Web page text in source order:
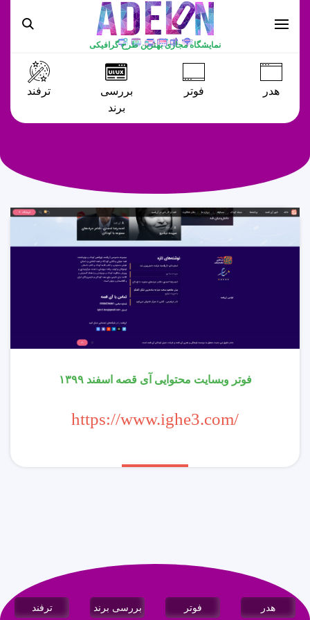
نمایشگاه مجازی بهترین طرح گرافیکی
هدر فوتر
بررسی
برند
ترفند
فوتر وبسایت محتوایی آی قصه اسفند ۱۳۹۹
https://www.ighe3.com/
هدر فوتر بررسی برند ترفند